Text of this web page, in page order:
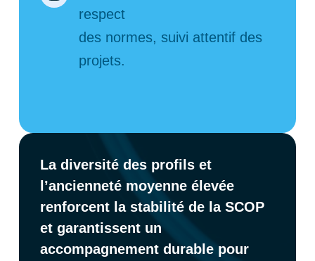
respect
des normes, suivi attentif des
projets.
La diversité des profils et
l’ancienneté moyenne élevée
renforcent la stabilité de la SCOP
et garantissent un
accompagnement durable pour